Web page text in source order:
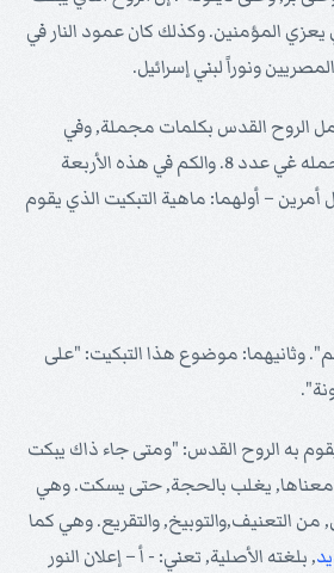
المؤمنين. وكذلك كان عمود النار في
ونوراً لبني إسرائيل.
الروح القدس بكلمات مجملة, وفي
الأعداد 9 – 11, فصل ما أجمله غي عدد 8. والكم في هذه الأربعة
8 – 11) يتناول أمرين – أولهما: ماهية التبكيت الذي يقوم
وثانيهما: موضوع هذا التبكيت: "على
يقوم به الروح القدس: "ومتى جاء ذاك يبكت
معناها, يغلب بالحجة, حتى يسكت. وهي
التعنيف,والتوبيخ, والتقريع. وهي كما
, بلغته الأصلية, تعني: - أ – إعلان النور